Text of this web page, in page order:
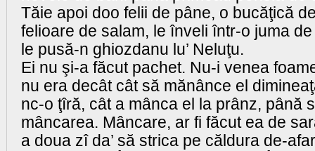
Tăie apoi doo felii de pâne, o bucăţică
felioare de salam, le înveli într-o juma
le pusă-n ghiozdanu lu’ Neluţu.
Ei nu şi-a făcut pachet. Nu-i venea
nu era decât cât să mănânce el
nc-o ţîră, cât a mânca el la prânz, până
mâncarea. Mâncare, ar fi făcut ea de
a doua zî da’ să strica pe căldura de-